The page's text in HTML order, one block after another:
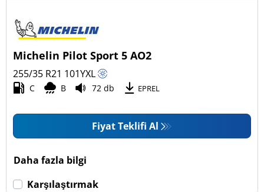
Michelin Pilot Sport 5 AO2
255/35 R21 101YXL
C B 72 db EPREL
Fiyat Teklifi Al
Daha fazla bilgi
Karşılaştırmak